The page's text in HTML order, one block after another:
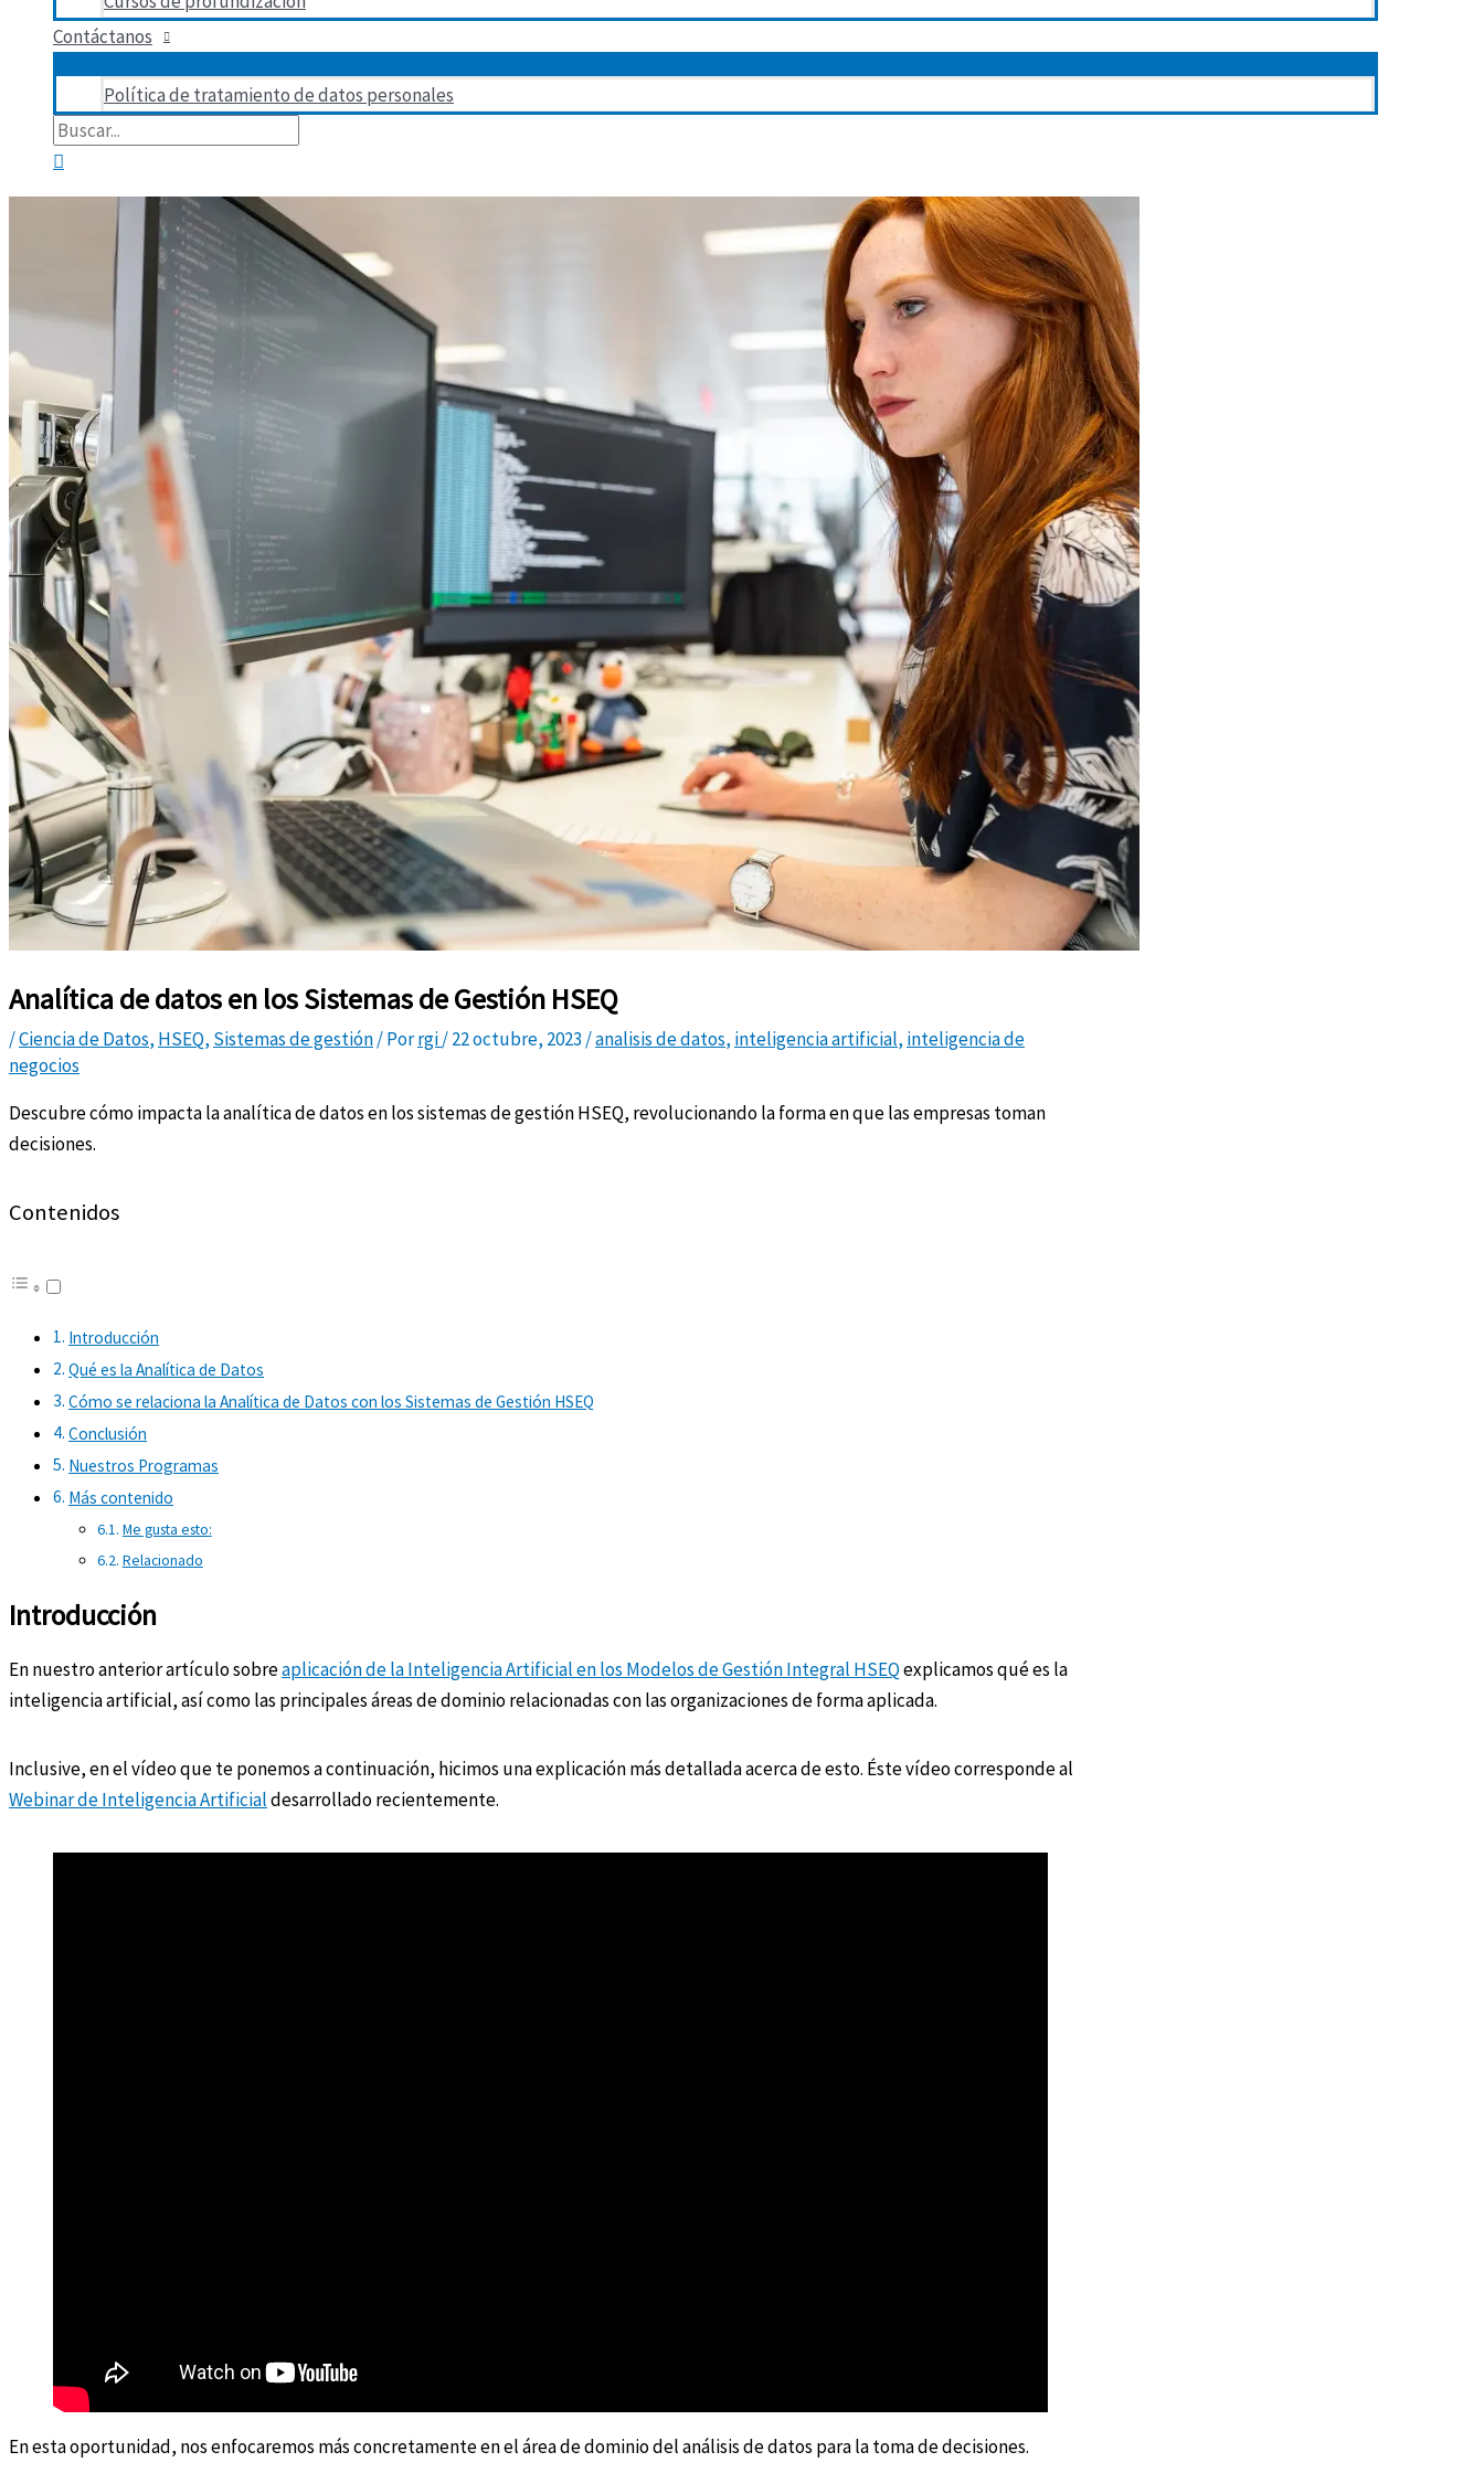
Contáctanos
Política de tratamiento de datos personales
Analítica de datos en los Sistemas de Gestión HSEQ
/Ciencia de Datos, HSEQ, Sistemas de gestión/ Porrgi/22 octubre, 2023 /analisis de datos, inteligencia artificial, inteligencia de
negocios
Descubre cómo impacta la analítica de datos en los sistemas de gestión HSEQ, revolucionando la forma en que las empresas toman
decisiones.
Contenidos
Introducción
Qué es la Analítica de Datos
Cómo se relaciona la Analítica de Datos con los Sistemas de Gestión HSEQ
Conclusión
Nuestros Programas
Más contenido
Me gusta esto:
Relacionado
Introducción
En nuestro anterior artículo sobreaplicación de la Inteligencia Artificial en los Modelos de Gestión Integral HSEQexplicamos qué es la
inteligencia artificial, así como las principales áreas de dominio relacionadas con las organizaciones de forma aplicada.
Inclusive, en el vídeo que te ponemos a continuación, hicimos una explicación más detallada acerca de esto. Éste vídeo corresponde al
Webinar de Inteligencia Artificialdesarrollado recientemente.
En esta oportunidad, nos enfocaremos más concretamente en el área de dominio del análisis de datos para la toma de decisiones.